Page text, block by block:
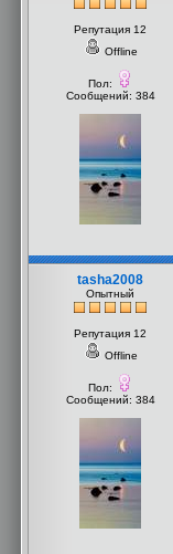
Репутация 12
Offline
Пол:
Сообщений: 384
tasha2008
Опытный
Репутация 12
Offline
Пол:
Сообщений: 384